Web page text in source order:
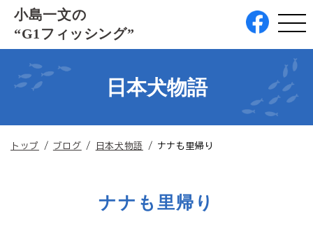
このページの本文へ
小島一文の
“G1フィッシング”
日本犬物語
現
トップ / ブログ / 日本犬物語 / ナナも里帰り
ナナも里帰り